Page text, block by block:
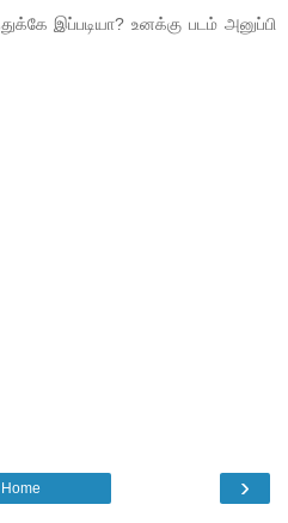
இப்படியா? உனக்கு படம் அனுப்பி
›
Home